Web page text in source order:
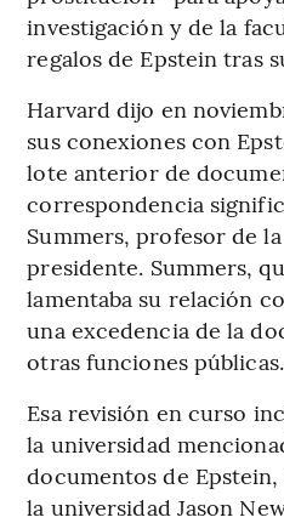
investigación y de la
regalos de Epstein tras
Harvard dijo en
sus conexiones con
lote anterior de
correspondencia
Summers, profesor de
presidente. Summers,
lamentaba su relación
una excedencia de la
otras funciones públicas.
Esa revisión en curso
la universidad
documentos de
la universidad Jason